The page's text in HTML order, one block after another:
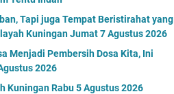
Tapi juga Tempat Beristirahat yang
Kuningan Jumat 7 Agustus 2026
Menjadi Pembersih Dosa Kita, Ini
2026
Kuningan Rabu 5 Agustus 2026